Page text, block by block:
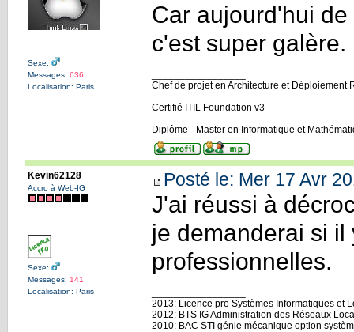
Sexe:
Messages: 636
Localisation: Paris
Car aujourd'hui
c'est super galère.
Chef de projet en Architecture et Déploiement
Certifié ITIL Foundation v3
Diplôme - Master en Informatique et
Kevin62128
Accro à Web-IG
Sexe:
Messages: 141
Localisation: Paris
Posté le: Mer 17 Avr
J'ai réussi à
je demanderai si
professionnelles.
2013: Licence pro Systèmes Informatiques et
2012: BTS IG Administration des Réseaux
2010: BAC STI génie mécanique option